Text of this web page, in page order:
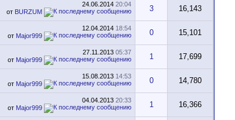
24.06.2014 20:04
от BURZUM 3 16,143
12.04.2014 18:54
от Major999 0 15,101
27.11.2013 05:37
от Major999 1 17,699
15.08.2013 14:53
от Major999 0 14,780
04.04.2013 20:33
от Major999 1 16,366